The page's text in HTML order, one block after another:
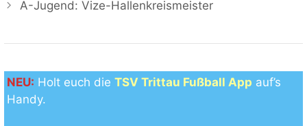
A-Jugend: Vize-Hallenkreismeister
NEU: Holt euch die TSV Trittau Fußball App auf’s
Handy.